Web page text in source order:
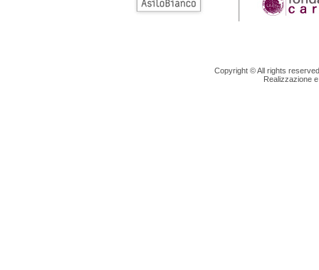
Copyright © All rights
Realizzazione